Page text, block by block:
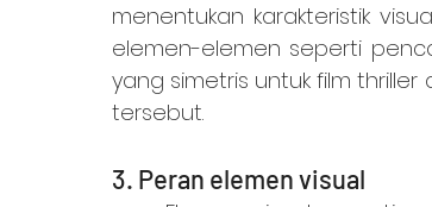
menentukan karakteristik
elemen-elemen seperti
yang simetris untuk film
tersebut.
3. Peran elemen visual